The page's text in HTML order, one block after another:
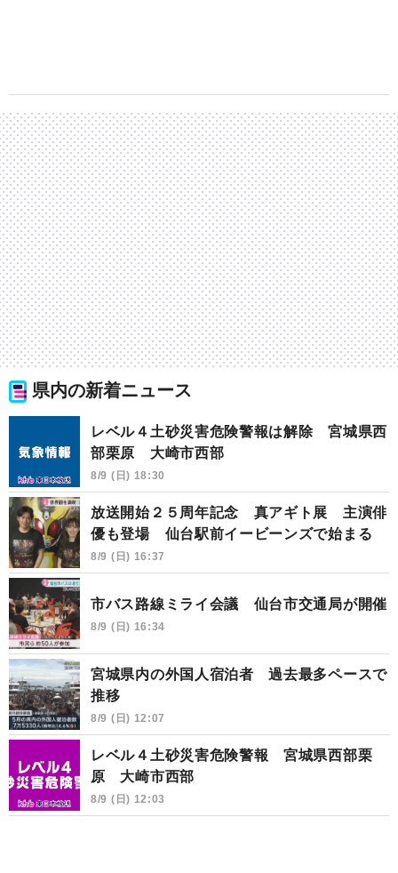
県内の新着ニュース
レベル４土砂災害危険警報は解除 宮城県西
部栗原 大崎市西部
8/9 (日) 18:30
放送開始２５周年記念 真アギト展 主演俳
優も登場 仙台駅前イービーンズで始まる
8/9 (日) 16:37
市バス路線ミライ会議 仙台市交通局が開催
8/9 (日) 16:34
宮城県内の外国人宿泊者 過去最多ペースで
推移
8/9 (日) 12:07
レベル４土砂災害危険警報 宮城県西部栗
原 大崎市西部
8/9 (日) 12:03